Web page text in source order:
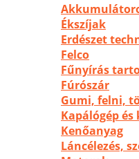
Ékszíjak
Erdészet
Felco
Fűnyírás
Fúrószár
Gumi, felni,
Kapálógép
Kenőanyag
Láncélezés,